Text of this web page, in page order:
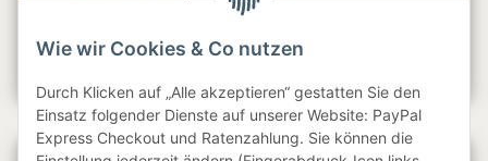
Wie wir Cookies & Co nutzen
Durch Klicken auf „Alle akzeptieren“ gestatten Sie den
Einsatz folgender Dienste auf unserer Website: PayPal
Express Checkout und Ratenzahlung. Sie können die